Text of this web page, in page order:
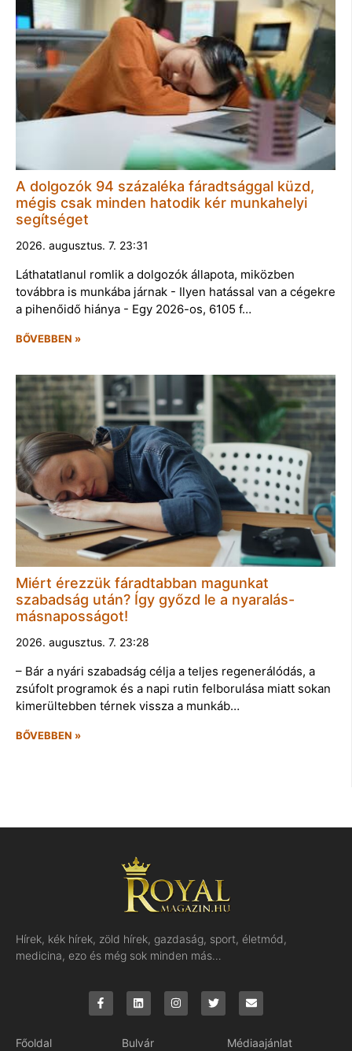
A dolgozók 94 százaléka fáradtsággal küzd,
mégis csak minden hatodik kér munkahelyi
segítséget
2026. augusztus. 7. 23:31
Láthatatlanul romlik a dolgozók állapota, miközben
továbbra is munkába járnak - Ilyen hatással van a cégekre
a pihenőidő hiánya - Egy 2026-os, 6105 f…
BŐVEBBEN »
Miért érezzük fáradtabban magunkat
szabadság után? Így győzd le a nyaralás-
másnaposságot!
2026. augusztus. 7. 23:28
– Bár a nyári szabadság célja a teljes regenerálódás, a
zsúfolt programok és a napi rutin felborulása miatt sokan
kimerültebben térnek vissza a munkáb…
BŐVEBBEN »
Hírek, kék hírek, zöld hírek, gazdaság, sport, életmód,
medicina, ezo és még sok minden más…
Főoldal Bulvár Médiaajánlat